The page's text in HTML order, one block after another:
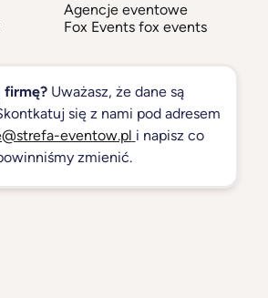
Agencje eventowe
Fox Events fox events
firmę?Uważasz, że dane są
się z nami pod adresem
eventow.pl i napisz co
zmienić.